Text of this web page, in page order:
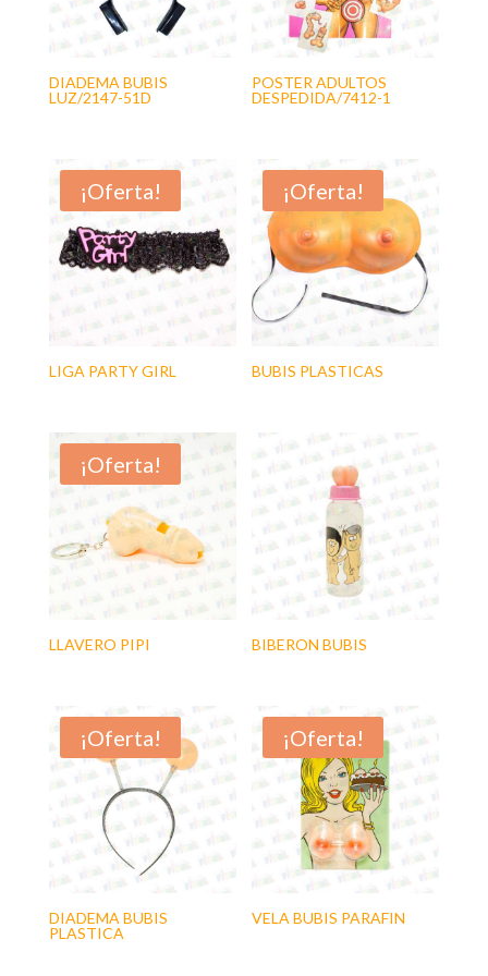
DIADEMA BUBIS
LUZ/2147-51D
POSTER ADULTOS
DESPEDIDA/7412-1
¡Oferta!
LIGA PARTY GIRL
¡Oferta!
BUBIS PLASTICAS
¡Oferta!
LLAVERO PIPI BIBERON BUBIS
¡Oferta!
DIADEMA BUBIS
PLASTICA
¡Oferta!
VELA BUBIS PARAFIN